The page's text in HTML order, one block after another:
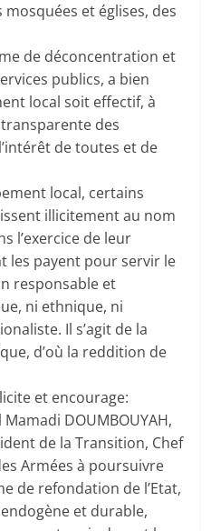
et églises, des
de déconcentration et
publics, a bien
local soit effectif, à
des
de toutes et de
local, certains
illicitement au nom
l’exercice de leur
les payent pour servir le
responsable et
ni ethnique, ni
Il s’agit de la
d’où la reddition de
et encourage:
DOUMBOUYAH,
de la Transition, Chef
Armées à poursuivre
de refondation de l’Etat,
et durable,